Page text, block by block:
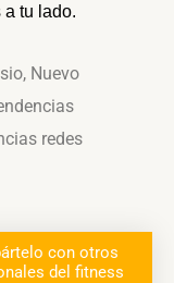
a tu lado.
, Nuevo
redes
con otros
del fitness